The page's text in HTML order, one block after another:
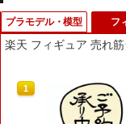
プラモデル・模型
1
フ
楽天 フィギュア 売れ
1